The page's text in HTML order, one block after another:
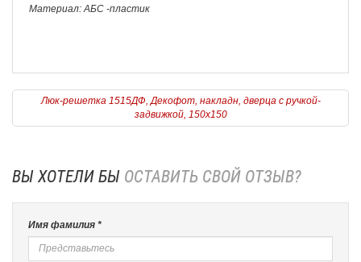
Материал: АБС -пластик
Люк-решетка 1515ДФ, Декофот, накладн, дверца с ручкой-
задвижкой, 150х150
ВЫ ХОТЕЛИ БЫ ОСТАВИТЬ СВОЙ ОТЗЫВ?
Имя фамилия *